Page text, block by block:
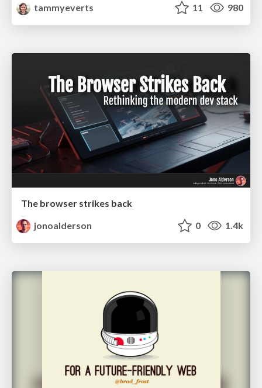
tammyeverts
11 980
The browser strikes back
jonoalderson
0 1.4k